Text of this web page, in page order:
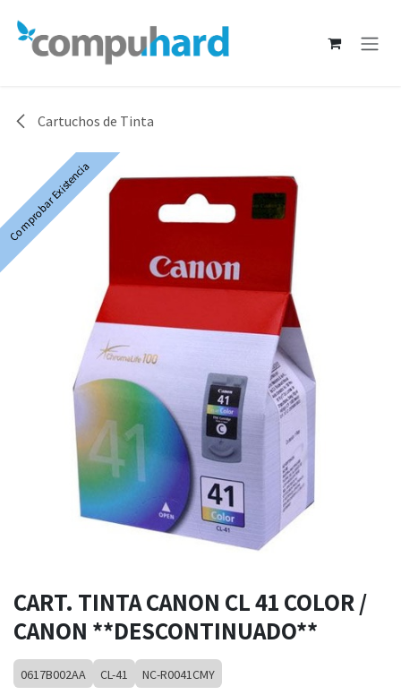
Cartuchos de Tinta
Comprobar Existencia
CART. TINTA CANON CL 41 COLOR /
CANON **DESCONTINUADO**
0617B002AA CL-41 NC-R0041CMY